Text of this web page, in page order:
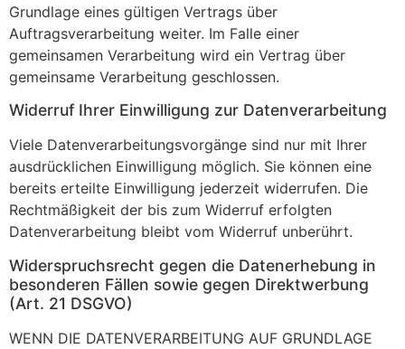
Grundlage eines gültigen Vertrags über
Auftragsverarbeitung weiter. Im Falle einer
gemeinsamen Verarbeitung wird ein Vertrag über
gemeinsame Verarbeitung geschlossen.
Widerruf Ihrer Einwilligung zur Datenverarbeitung
Viele Datenverarbeitungsvorgänge sind nur mit Ihrer
ausdrücklichen Einwilligung möglich. Sie können eine
bereits erteilte Einwilligung jederzeit widerrufen. Die
Rechtmäßigkeit der bis zum Widerruf erfolgten
Datenverarbeitung bleibt vom Widerruf unberührt.
Widerspruchsrecht gegen die Datenerhebung in
besonderen Fällen sowie gegen Direktwerbung
(Art. 21 DSGVO)
WENN DIE DATENVERARBEITUNG AUF GRUNDLAGE